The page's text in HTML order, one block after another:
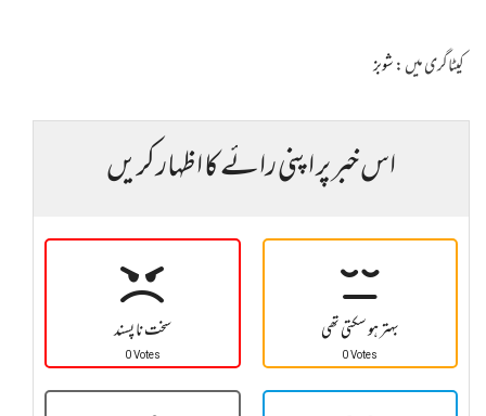
کیٹاگری میں :شوبز
اس خبر پر اپنی رائے کا اظہار کریں
سخت نا پسند
0 Votes
بہتر ہو سکتی تھی
0 Votes